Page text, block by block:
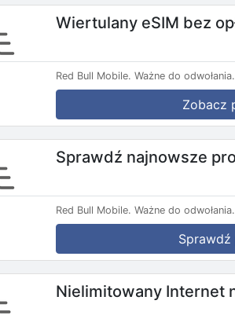
Wiertulany eSIM bez
Red Bull Mobile. Ważne do odwołania.
Zobacz
Sprawdź najnowsze
Red Bull Mobile. Ważne do odwołania.
Nielimitowany Internet